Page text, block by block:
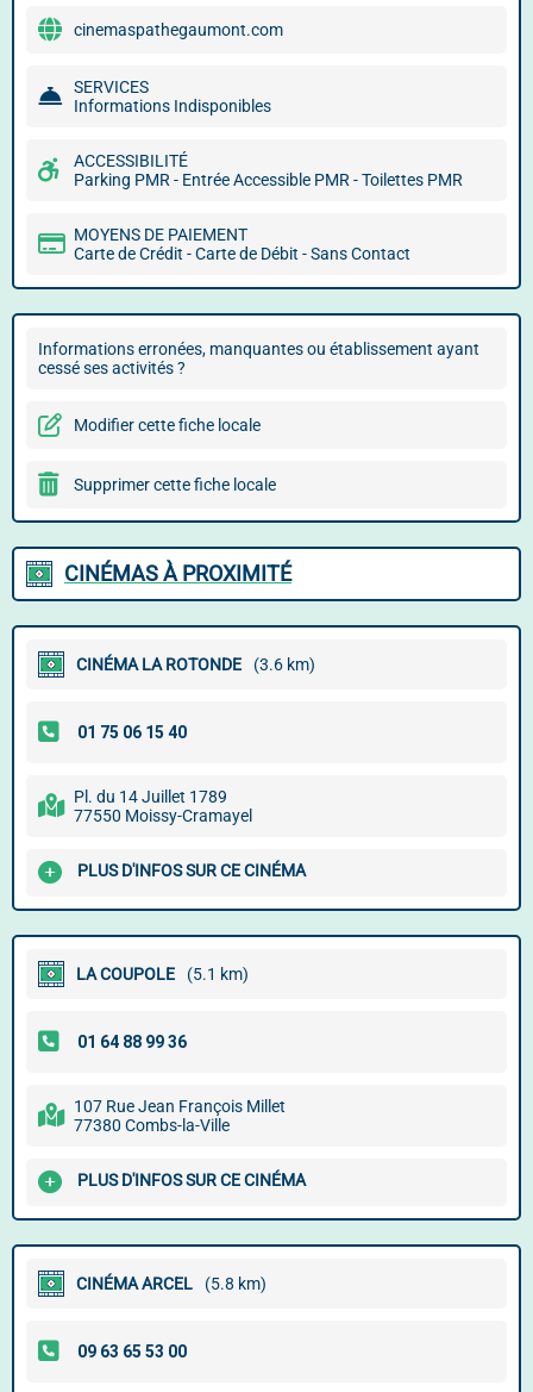
cinemaspathegaumont.com
SERVICES
Informations Indisponibles
ACCESSIBILITÉ
Parking PMR - Entrée Accessible PMR - Toilettes PMR
MOYENS DE PAIEMENT
Carte de Crédit - Carte de Débit - Sans Contact
Informations erronées, manquantes ou établissement ayant
cessé ses activités ?
Modifier cette fiche locale
Supprimer cette fiche locale
CINÉMAS À PROXIMITÉ
CINÉMA LA ROTONDE (3.6 km)
Pl. du 14 Juillet 1789
77550 Moissy-Cramayel
PLUS D'INFOS SUR CE CINÉMA
LA COUPOLE (5.1 km)
107 Rue Jean François Millet
77380 Combs-la-Ville
PLUS D'INFOS SUR CE CINÉMA
CINÉMA ARCEL (5.8 km)